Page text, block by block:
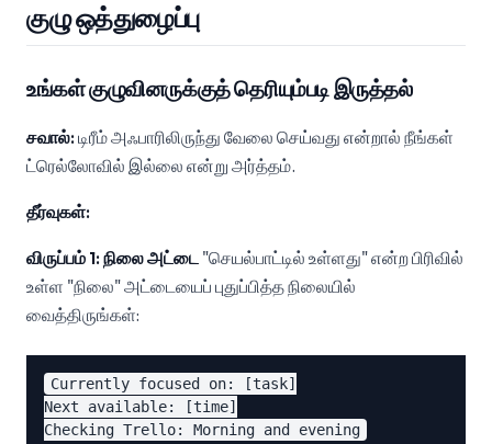
குழு ஒத்துழைப்பு
உங்கள் குழுவினருக்குத் தெரியும்படி இருத்தல்
சவால்:டிரீம் அஃபாரிலிருந்து வேலை செய்வது என்றால் நீங்கள்
ட்ரெல்லோவில் இல்லை என்று அர்த்தம்.
தீர்வுகள்:
விருப்பம் 1: நிலை அட்டை "செயல்பாட்டில் உள்ளது" என்ற பிரிவில்
உள்ள "நிலை" அட்டையைப் புதுப்பித்த நிலையில்
வைத்திருங்கள்:
Currently focused on: [task]
Next available: [time]